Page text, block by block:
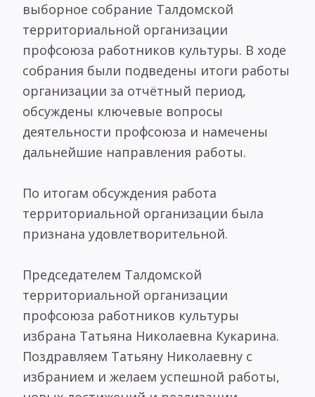
выборное собрание Талдомской
территориальной организации
профсоюза работников культуры. В ходе
собрания были подведены итоги работы
организации за отчётный период,
обсуждены ключевые вопросы
деятельности профсоюза и намечены
дальнейшие направления работы.
По итогам обсуждения работа
территориальной организации была
признана удовлетворительной.
Председателем Талдомской
территориальной организации
профсоюза работников культуры
избрана Татьяна Николаевна Кукарина.
Поздравляем Татьяну Николаевну с
избранием и желаем успешной работы,